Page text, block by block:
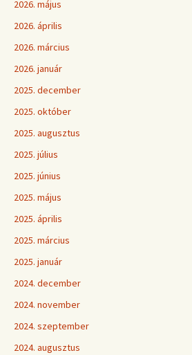
2026. május
2026. április
2026. március
2026. január
2025. december
2025. október
2025. augusztus
2025. július
2025. június
2025. május
2025. április
2025. március
2025. január
2024. december
2024. november
2024. szeptember
2024. augusztus